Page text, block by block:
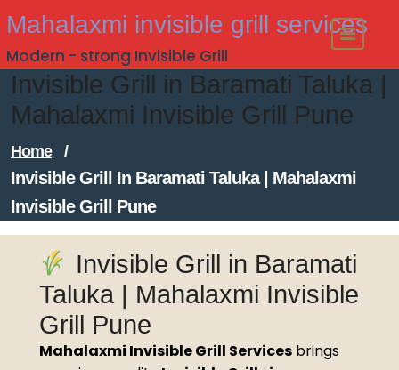
to
content
Mahalaxmi invisible grill services
Modern - strong Invisible Grill
Invisible Grill in Baramati Taluka |
Mahalaxmi Invisible Grill Pune
Home /
Invisible Grill In Baramati Taluka | Mahalaxmi
Invisible Grill Pune
Invisible Grill in Baramati
Taluka | Mahalaxmi Invisible
Grill Pune
Mahalaxmi Invisible Grill Services brings